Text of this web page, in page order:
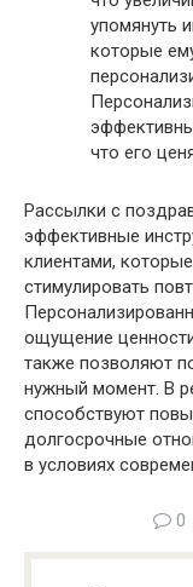
упомянуть
которые
что его
Рассылки с
эффективные
клиентами,
стимулировать
ощущение
также позволяют
нужный момент. В
способствуют
долгосрочные
в условиях
0